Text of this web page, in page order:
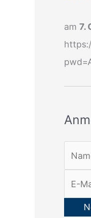
am 7.
e
w
s